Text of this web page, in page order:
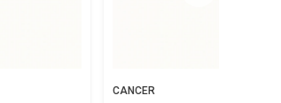
CANCER